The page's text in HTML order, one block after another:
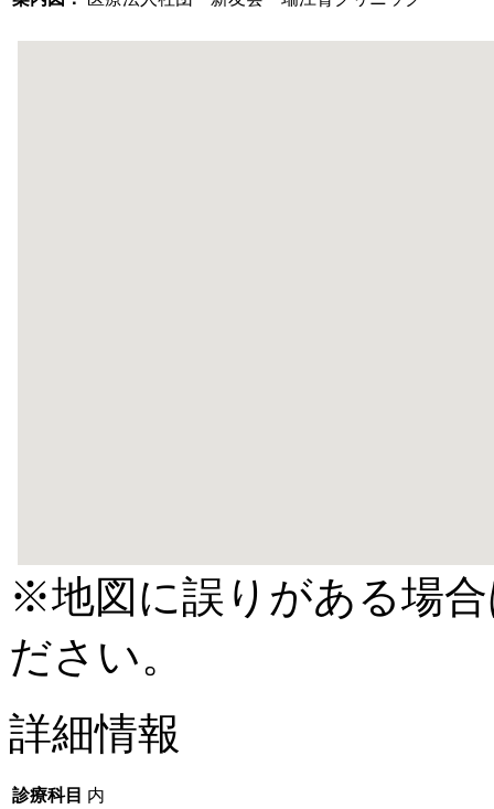
※地図に誤りがある場
ださい。
詳細情報
診療科目 内